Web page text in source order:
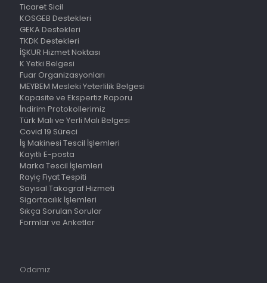
Ticaret Sicil
KOSGEB Destekleri
GEKA Destekleri
TKDK Destekleri
İŞKUR Hizmet Noktası
K Yetki Belgesi
Fuar Organizasyonları
MEYBEM Mesleki Yeterlilik Belgesi
Kapasite ve Ekspertiz Raporu
İndirim Protokollerimiz
Türk Malı ve Yerli Malı Belgesi
Covid 19 Süreci
İş Makinesi Tescil İşlemleri
Kayıtlı E-posta
Marka Tescil İşlemleri
Rayiç Fiyat Tespiti
Sayısal Takograf Hizmeti
Sigortacılık İşlemleri
Sıkça Sorulan Sorular
Formlar ve Anketler
Odamız